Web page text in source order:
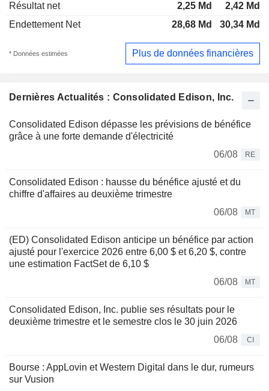
Dernières Actualités : Consolidated Edison, Inc.
Consolidated Edison dépasse les prévisions de bénéfice
grâce à une forte demande d'électricité
06/08
RE
Consolidated Edison : hausse du bénéfice ajusté et du
chiffre d'affaires au deuxième trimestre
06/08
MT
(ED) Consolidated Edison anticipe un bénéfice par action
ajusté pour l'exercice 2026 entre 6,00 $ et 6,20 $, contre
une estimation FactSet de 6,10 $
06/08
MT
Consolidated Edison, Inc. publie ses résultats pour le
deuxième trimestre et le semestre clos le 30 juin 2026
06/08
CI
Bourse : AppLovin et Western Digital dans le dur, rumeurs
sur Vusion
Résultat net
2,25 Md
2,42 Md
Endettement Net
28,68 Md 30,34 Md
* Données estimées Plus de données financières